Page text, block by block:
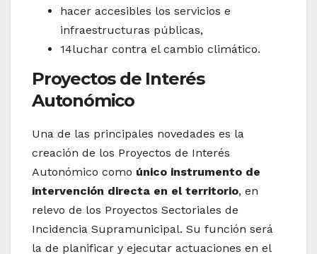
hacer accesibles los servicios e
infraestructuras públicas,
14luchar contra el cambio climático.
Proyectos de Interés
Autonómico
Una de las principales novedades es la
creación de los Proyectos de Interés
Autonómico como único instrumento de
intervención directa en el territorio, en
relevo de los Proyectos Sectoriales de
Incidencia Supramunicipal. Su función será
la de planificar y ejecutar actuaciones en el